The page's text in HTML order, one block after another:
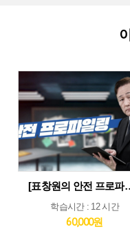
[표창원의 안전 프로파일링]
학습시간 : 12 시간
60,000원